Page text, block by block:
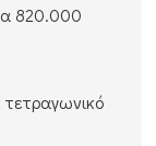
820.000
τετραγωνικό